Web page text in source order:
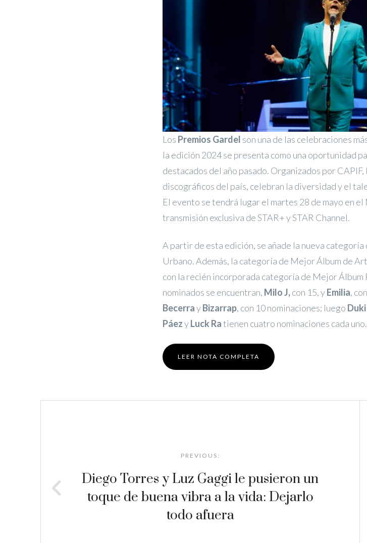
Los Premios Gardel son una de las celebraciones
la edición 2024 se presenta como una oportunidad
destacados del año pasado. Organizados por
discográficos del país, celebran la diversidad y el
El evento se tendrá lugar el martes 28 de mayo en
transmisión exclusiva de STAR+ y STAR Channel.
A partir de esta edición, se añade la nueva
Urbano. Además, la categoría de Mejor Álbum de
con la recién incorporada categoría de Mejor Álbum
nominados se encuentran, Milo J,con 15, yEmilia,
BecerrayBizarrap, con 10 nominaciones; luego Duki
PáezyLuck Ratienen cuatro nominaciones cada uno.
LEER NOTA COMPLETA
PREVIOUS:
Diego Torres y Luz Gaggi le pusieron un
toque de buena vibra a la vida: Dejarlo
todo afuera